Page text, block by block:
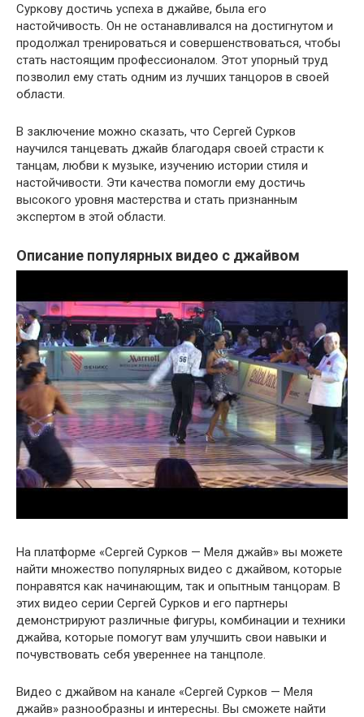
Суркову достичь успеха в джайве, была его
настойчивость. Он не останавливался на достигнутом и
продолжал тренироваться и совершенствоваться, чтобы
стать настоящим профессионалом. Этот упорный труд
позволил ему стать одним из лучших танцоров в своей
области.
В заключение можно сказать, что Сергей Сурков
научился танцевать джайв благодаря своей страсти к
танцам, любви к музыке, изучению истории стиля и
настойчивости. Эти качества помогли ему достичь
высокого уровня мастерства и стать признанным
экспертом в этой области.
Описание популярных видео с джайвом
На платформе «Сергей Сурков — Меля джайв» вы можете
найти множество популярных видео с джайвом, которые
понравятся как начинающим, так и опытным танцорам. В
этих видео серии Сергей Сурков и его партнеры
демонстрируют различные фигуры, комбинации и техники
джайва, которые помогут вам улучшить свои навыки и
почувствовать себя увереннее на танцполе.
Видео с джайвом на канале «Сергей Сурков — Меля
джайв» разнообразны и интересны. Вы сможете найти